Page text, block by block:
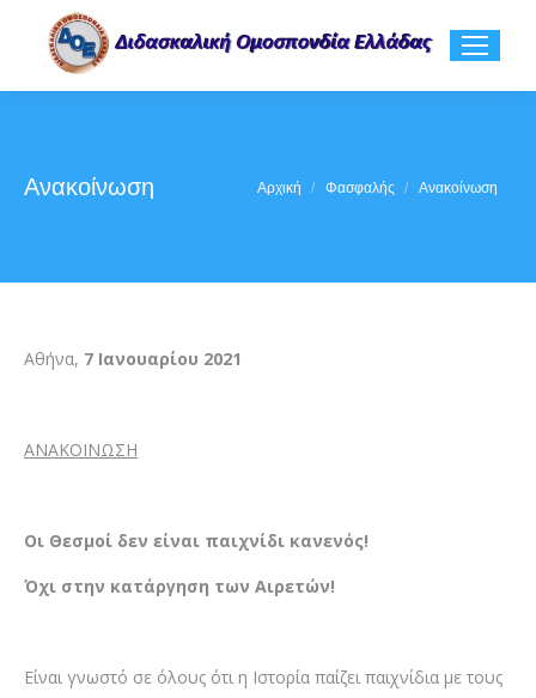
Ανακοίνωση You are here:
Αρχική Φασφαλής Ανακοίνωση
Αθήνα, 7 Ιανουαρίου 2021
ΑΝΑΚΟΙΝΩΣΗ
Οι Θεσμοί δεν είναι παιχνίδι κανενός!
Όχι στην κατάργηση των Αιρετών!
Είναι γνωστό σε όλους ότι η Ιστορία παίζει παιχνίδια με τους